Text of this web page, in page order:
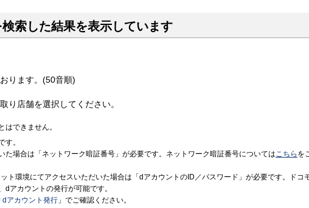
索した結果を表示しています
ります。(50音順)
り店舗を選択してください。
はできません。
す。
た場合は「ネットワーク暗証番号」が必要です。ネットワーク暗証番号についてはこちら を
ト環境にてアクセスいただいた場合は「dアカウントのID／パスワード」が必要です。ドコ
アカウントの発行が可能です。
dアカウント発行 」でご確認ください。